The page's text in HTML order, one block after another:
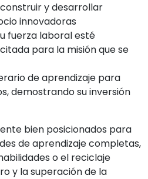
y desarrollar
innovadoras
fuerza laboral esté
para la misión que se
de aprendizaje para
demostrando su inversión
bien posicionados para
de aprendizaje completas,
o el reciclaje
y la superación de la